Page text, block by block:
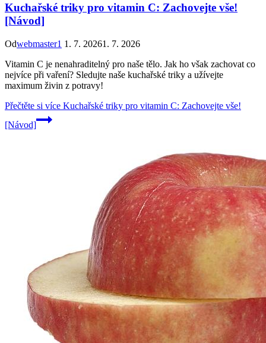
Kuchařské triky pro vitamin C: Zachovejte vše!
[Návod]
Odwebmaster1 1. 7. 20261. 7. 2026
Vitamin C je nenahraditelný pro naše tělo. Jak ho však zachovat co
nejvíce při vaření? Sledujte naše kuchařské triky a užívejte
maximum živin z potravy!
Přečtěte si více Kuchařské triky pro vitamin C: Zachovejte vše!
[Návod]